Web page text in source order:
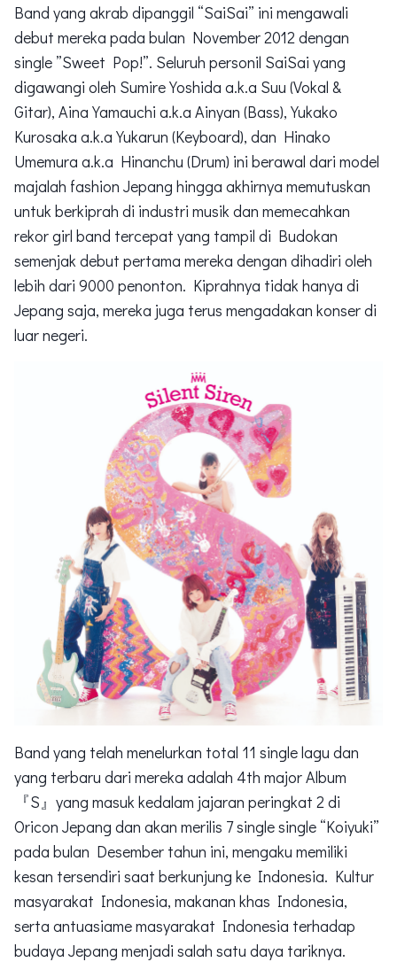
Band yang akrab dipanggil “SaiSai” ini mengawali
debut mereka pada bulan November 2012 dengan
single ”Sweet Pop!”. Seluruh personil SaiSai yang
digawangi oleh Sumire Yoshida a.k.a Suu (Vokal &
Gitar), Aina Yamauchi a.k.a Ainyan (Bass), Yukako
Kurosaka a.k.a Yukarun (Keyboard), dan Hinako
Umemura a.k.a Hinanchu (Drum) ini berawal dari model
majalah fashion Jepang hingga akhirnya memutuskan
untuk berkiprah di industri musik dan memecahkan
rekor girl band tercepat yang tampil di Budokan
semenjak debut pertama mereka dengan dihadiri oleh
lebih dari 9000 penonton. Kiprahnya tidak hanya di
Jepang saja, mereka juga terus mengadakan konser di
luar negeri.
Band yang telah menelurkan total 11 single lagu dan
yang terbaru dari mereka adalah 4th major Album
『S』yang masuk kedalam jajaran peringkat 2 di
Oricon Jepang dan akan merilis 7 single single “Koiyuki”
pada bulan Desember tahun ini, mengaku memiliki
kesan tersendiri saat berkunjung ke Indonesia. Kultur
masyarakat Indonesia, makanan khas Indonesia,
serta antuasiame masyarakat Indonesia terhadap
budaya Jepang menjadi salah satu daya tariknya.